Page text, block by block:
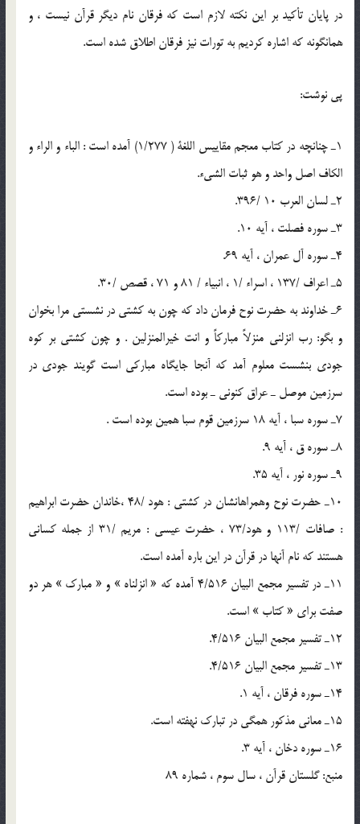
در پايان تأكيد بر اين نكته لازم است كه فرقان نام ديگر قرآن نيست ، و
همانگونه كه اشاره كرديم به تورات نيز فرقان اطلاق شده است.
پى نوشت:
1ـ چنانچه در كتاب معجم مقاييس اللغة ( 1/277) آمده است : الباء و الراء و
الكاف اصل واحد و هو ثبات الشيء.
2ـ لسان العرب 10 /396.
3ـ سوره فصلت ، آيه 10.
4ـ سوره آل عمران ، آيه 69.
5ـ اعراف /137 ، اسراء /1 ، انبياء / 81 و 71 ، قصص /30.
6ـ خداوند به حضرت نوح فرمان داد كه چون به كشتي در نشستي مرا بخوان
و بگو: رب انزلني منزلاً مباركاً و انت خيرالمنزلين . و چون كشتي بر كوه
جودي بنشست معلوم آمد كه آنجا جايگاه مباركي است گويند جودي در
سرزمين موصل ـ عراق كنوني ـ بوده است.
7ـ سوره سبا ، آيه 18 سرزمين قوم سبا همين بوده است .
8ـ سوره ق ، آيه 9.
9ـ سوره نور ، آيه 35.
10ـ حضرت نوح وهمراهانشان در كشتي‌ : هود /48‌ ،‌خاندان حضرت ابراهيم
: صافات /113 و هود/73 ، حضرت عيسي : مريم /31 از جمله كساني
هستند كه نام آنها در قرآن در اين باره آمده است.
11ـ در تفسير مجمع البيان 4/516 آمده كه « انزلناه » و « مبارك » هر دو
صفت براي « كتاب » است.
12ـ تفسير مجمع البيان 4/516.
13ـ تفسير مجمع البيان 4/516.
14ـ سوره فرقان ،‌ آيه 1.
15ـ معاني مذكور همگي در تبارك نهفته است.
16ـ سوره دخان ، آيه 3.
منبع: گلستان قرآن ، سال سوم ، شماره 89